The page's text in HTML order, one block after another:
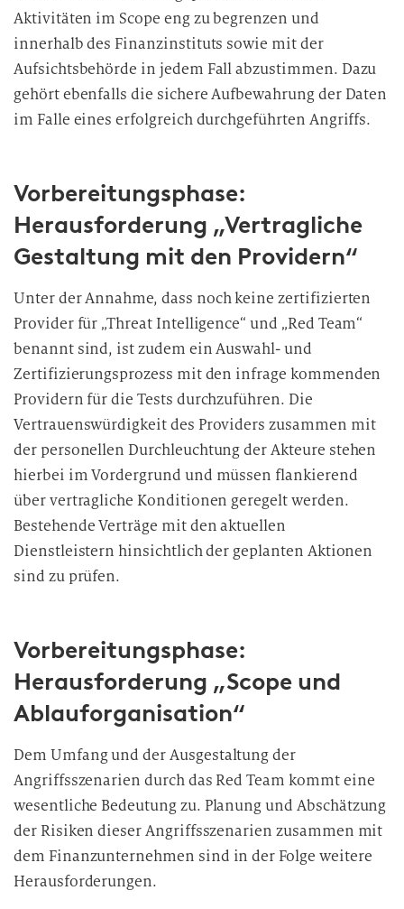
Aktivitäten im Scope eng zu begrenzen und
innerhalb des Finanzinstituts sowie mit der
Aufsichtsbehörde in jedem Fall abzustimmen. Dazu
gehört ebenfalls die sichere Aufbewahrung der Daten
im Falle eines erfolgreich durchgeführten Angriffs.
Vorbereitungsphase:
Herausforderung „Vertragliche
Gestaltung mit den Providern“
Unter der Annahme, dass noch keine zertifizierten
Provider für „Threat Intelligence“ und „Red Team“
benannt sind, ist zudem ein Auswahl- und
Zertifizierungsprozess mit den infrage kommenden
Providern für die Tests durchzuführen. Die
Vertrauenswürdigkeit des Providers zusammen mit
der personellen Durchleuchtung der Akteure stehen
hierbei im Vordergrund und müssen flankierend
über vertragliche Konditionen geregelt werden.
Bestehende Verträge mit den aktuellen
Dienstleistern hinsichtlich der geplanten Aktionen
sind zu prüfen.
Vorbereitungsphase:
Herausforderung „Scope und
Ablauforganisation“
Dem Umfang und der Ausgestaltung der
Angriffsszenarien durch das Red Team kommt eine
wesentliche Bedeutung zu. Planung und Abschätzung
der Risiken dieser Angriffsszenarien zusammen mit
dem Finanzunternehmen sind in der Folge weitere
Herausforderungen.